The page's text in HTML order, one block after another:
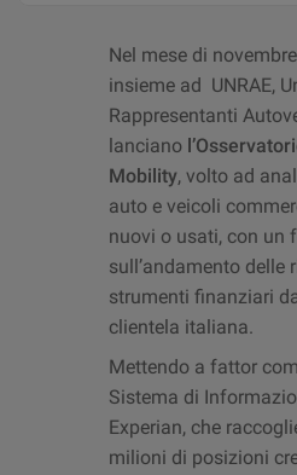
Nel mese di
insieme ad UNRAE,
Rappresentanti
lanciano
Mobility, volto ad
auto e veicoli
nuovi o usati, con un
sull’andamento delle
strumenti finanziari
clientela italiana.
Mettendo a fattor
Sistema di
Experian, che
milioni di posizioni